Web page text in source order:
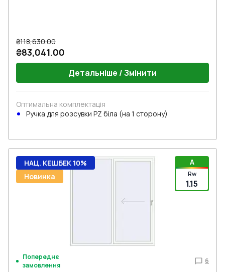
₴118,630.00
₴83,041.00
Детальніше / Змінити
Оптимальна комплектація
Ручкa для розсувки PZ біла (на 1 сторону)
A
Rw
1.15
НАЦ. КЕШБЕК 10%
Новинка
Попереднє
замовлення
6